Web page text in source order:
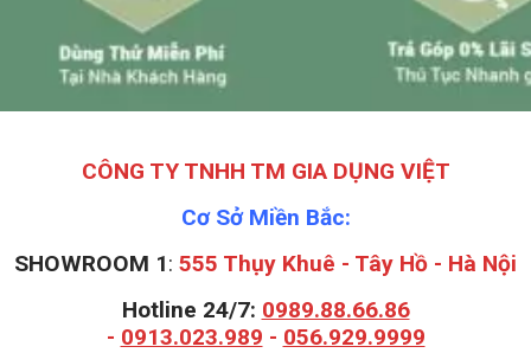
CÔNG TY TNHH TM GIA DỤNG VIỆT
Cơ Sở Miền Bắc:
SHOWROOM 1: 555 Thụy Khuê - Tây Hồ - Hà Nội
Hotline 24/7: 0989.88.66.86
- 0913.023.989 - 056.929.9999